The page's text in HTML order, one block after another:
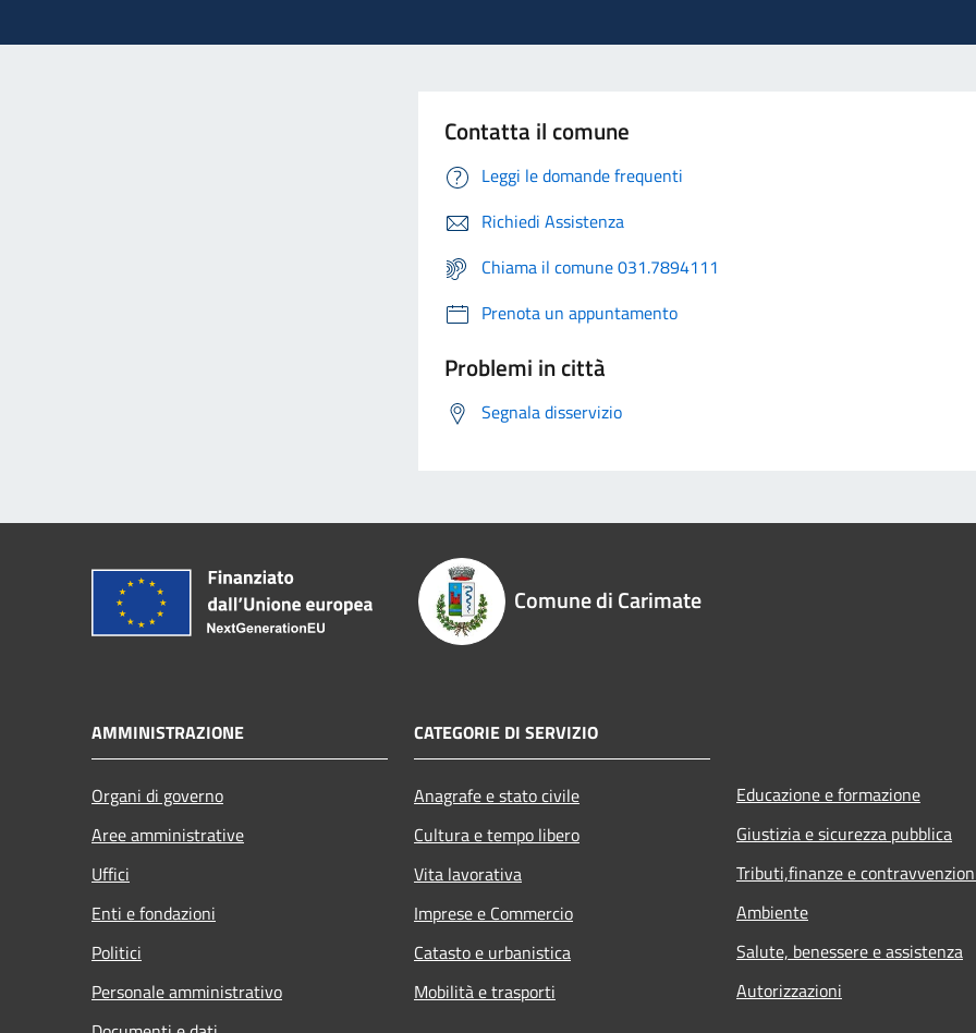
Contatta il comune
Leggi le domande frequenti
Richiedi Assistenza
Chiama il comune 031.7894111
Prenota un appuntamento
Problemi in città
Segnala disservizio
Comune di Carimate
AMMINISTRAZIONE
Organi di governo
Aree amministrative
Uffici
Enti e fondazioni
Politici
Personale amministrativo
CATEGORIE DI SERVIZIO
Anagrafe e stato civile
Cultura e tempo libero
Vita lavorativa
Imprese e Commercio
Catasto e urbanistica
Mobilità e trasporti
Educazione e formazione
Giustizia e sicurezza pubblica
Tributi,finanze e
Ambiente
Salute, benessere e assistenza
Autorizzazioni